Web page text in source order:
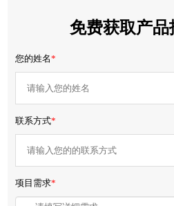
免费获取产品
您的姓名*
联系方式*
项目需求*